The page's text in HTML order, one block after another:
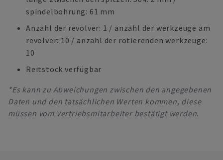
spindelbohrung: 61 mm
Anzahl der revolver: 1 / anzahl der werkzeuge am
revolver: 10 / anzahl der rotierenden werkzeuge:
10
Reitstock verfügbar
*Es kann zu Abweichungen zwischen den angegebenen
Daten und den tatsächlichen Werten kommen, diese
müssen vom Vertriebsmitarbeiter bestätigt werden.